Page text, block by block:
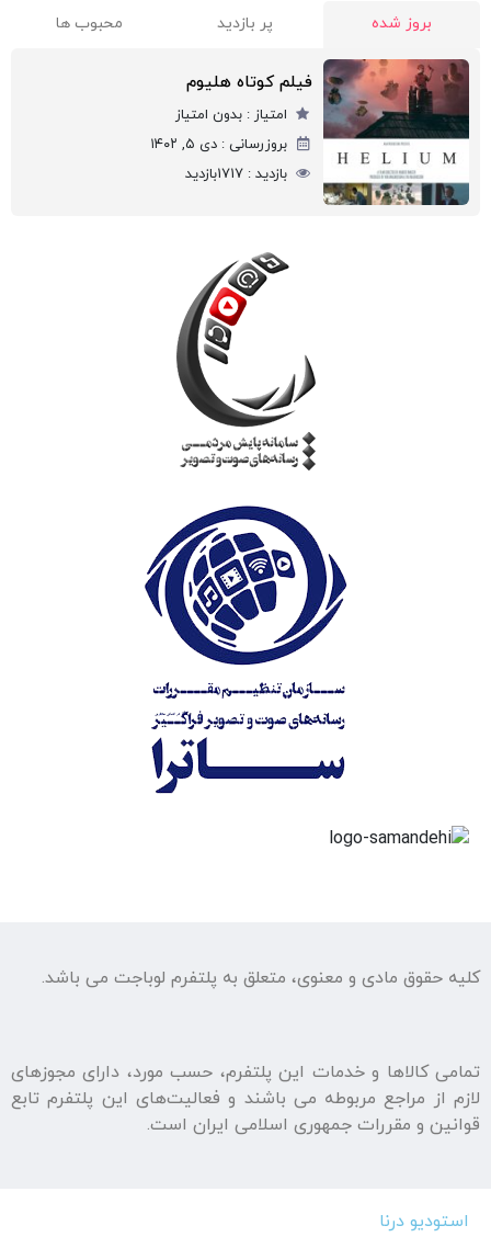
بروز شده پر بازدید محبوب ها
فیلم کوتاه هلیوم
امتیاز : بدون امتیاز
بروزرسانی : دی ۵, ۱۴۰۲
بازدید : 1717بازدید
کلیه حقوق مادی و معنوی، متعلق به پلتفرم لوباجت می باشد.
تمامی كالاها و خدمات اين پلتفرم، حسب مورد، دارای مجوزهای
لازم از مراجع مربوطه می باشند و فعاليت‌های اين پلتفرم تابع
قوانين و مقررات جمهوری اسلامی ايران است.
استودیو درنا